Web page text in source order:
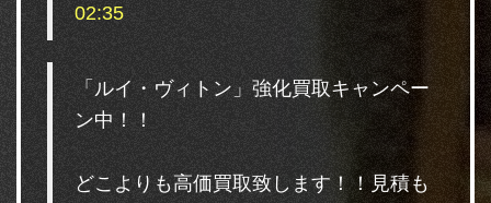
02:35
「ルイ・ヴィトン」強化買取キャンペー
ン中！！
どこよりも高価買取致します！！見積も